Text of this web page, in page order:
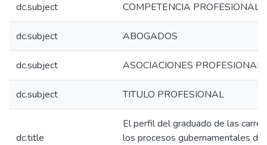
dc.subject COMPETENCIA PROFESIONAL
dc.subject ABOGADOS
dc.subject ASOCIACIONES
dc.subject TITULO PROFESIONAL
dc.title
El perfil del graduado de las
los procesos gubernamentales